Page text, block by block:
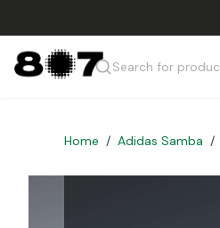
Search for
Home / Adidas Samba /